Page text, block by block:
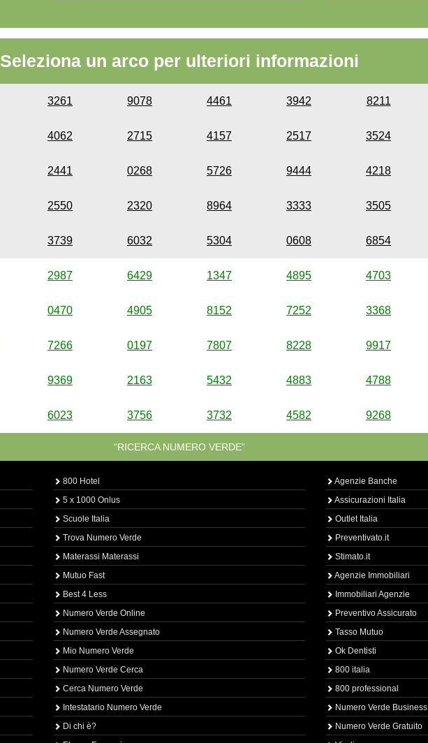
Seleziona un arco per ulteriori informazioni
3261 9078 4461 3942 8211
4062 2715 4157 2517 3524
2441 0268 5726 9444 4218
2550 2320 8964 3333 3505
3739 6032 5304 0608 6854
2987 6429 1347 4895 4703
0470 4905 8152 7252 3368
7266 0197 7807 8228 9917
9369 2163 5432 4883 4788
6023 3756 3732 4582 9268
“RICERCA NUMERO VERDE”
800 Hotel
5 x 1000 Onlus
Scuole Italia
Trova Numero Verde
Materassi Materassi
Mutuo Fast
Best 4 Less
Numero Verde Online
Numero Verde Assegnato
Mio Numero Verde
Numero Verde Cerca
Cerca Numero Verde
Intestatario Numero Verde
Di chi è?
Agenzie Banche
Assicurazioni Italia
Outlet Italia
Preventivato.it
Stimato.it
Agenzie Immobiliari
Immobiliari Agenzie
Preventivo Assicurato
Tasso Mutuo
Ok Dentisti
800 italia
800 professional
Numero Verde Business
Numero Verde Gratuito